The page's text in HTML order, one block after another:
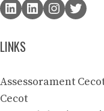
LINKS
Assessorament
Cecot